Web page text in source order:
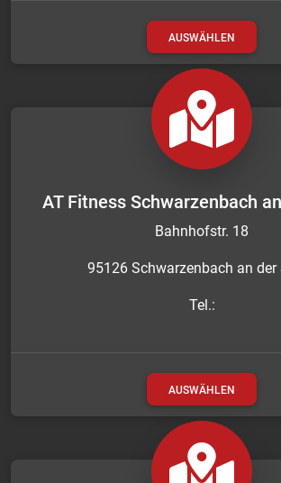
AUSWÄHLEN
AT Fitness Schwarzenbach
Bahnhofstr. 18
95126 Schwarzenbach an der
Tel.:
AUSWÄHLEN